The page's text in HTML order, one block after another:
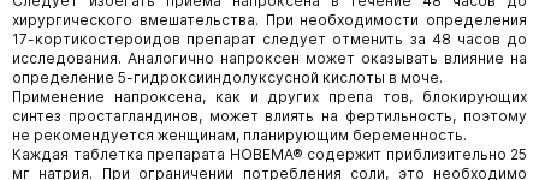
хирургического вмешательства. При необходимости определения
17-кортикостероидов препарат следует отменить за 48 часов до
исследования. Аналогично напроксен может оказывать влияние на
определение 5-гидроксииндолуксусной кислоты в моче.
Применение напроксена, как и других препа тов, блокирующих
синтез простагландинов, может влиять на фертильность, поэтому
не рекомендуется женщинам, планирующим беременность.
Каждая таблетка препарата НОВЕМА® содержит приблизительно 25
мг натрия. При ограничении потребления соли, это необходимо